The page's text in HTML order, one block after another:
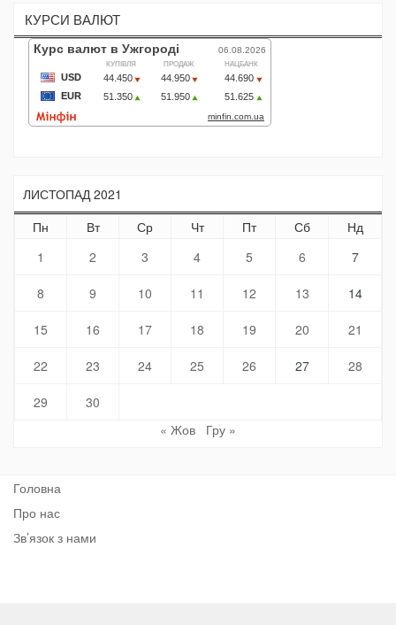
КУРСИ ВАЛЮТ
ЛИСТОПАД 2021
Пн
Вт Ср Чт Пт Сб
Нд
1
2 3 4 5 6 7
8 9 10 11 12 13 14
15 16 17 18 19 20 21
22 23 24 25 26 27 28
29
30
« Жов
Гру »
Головна
Про нас
Зв’язок з нами